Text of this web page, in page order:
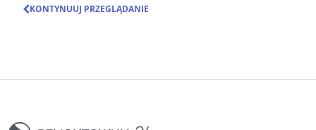
KONTYNUUJ PRZEGLĄDANIE